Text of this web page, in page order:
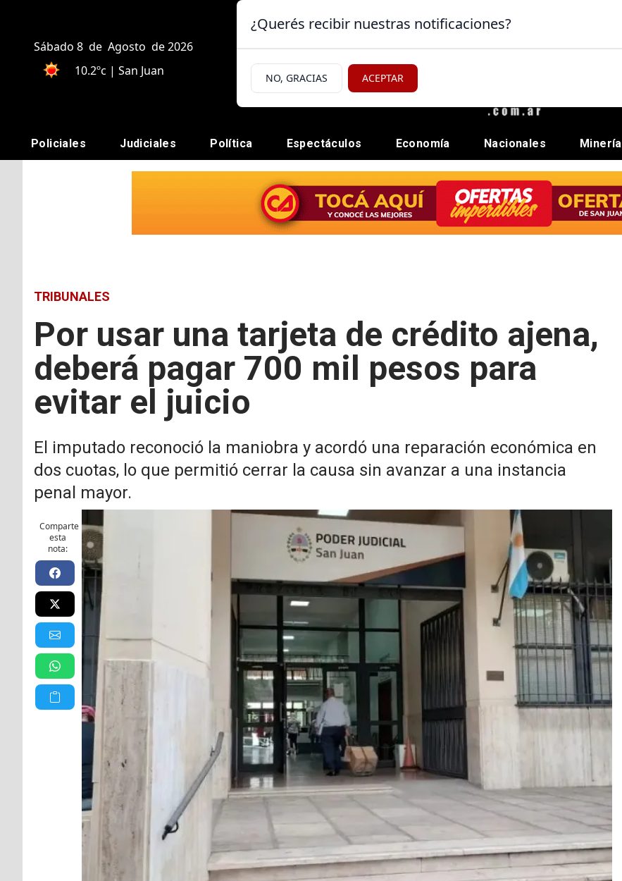
Sábado 8 de Agosto de 2026
10.2ºc | San Juan
Policiales Judiciales Política Espectáculos Economía Nacionales Minería
TRIBUNALES
Por usar una tarjeta de crédito ajena,
deberá pagar 700 mil pesos para
evitar el juicio
El imputado reconoció la maniobra y acordó una reparación económica en
dos cuotas, lo que permitió cerrar la causa sin avanzar a una instancia
penal mayor.
Comparte
esta
nota:
¿Querés recibir nuestras notificaciones?
NO, GRACIAS ACEPTAR